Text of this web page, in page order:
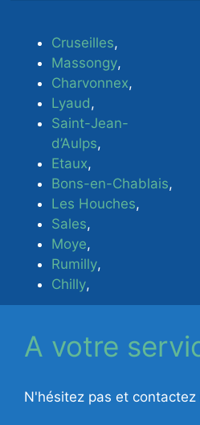
Cruseilles,
Massongy,
Charvonnex,
Lyaud,
Saint-Jean-
d’Aulps,
Etaux,
Bons-en-Chablais,
Les Houches,
Sales,
Moye,
Rumilly,
Chilly,
A votre
N'hésitez pas et contactez